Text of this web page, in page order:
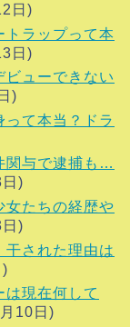
日)
トラップって本
日)
ビューできない
)
て本当？ドラ
関与で逮捕も…
)
女たちの経歴や
)
干された理由は
現在何して
10日)